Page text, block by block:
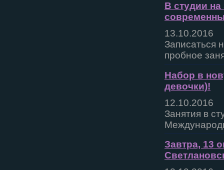
В студии
13.10.2016
Записаться
пробное
Набор в
девочки)!
12.10.2016
Занятия в
Завтра, 13